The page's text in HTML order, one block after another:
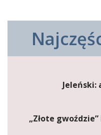
Jeleński:
„Złote